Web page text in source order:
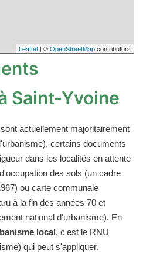
Leaflet | ©OpenStreetMapcontributors
Saint-Yvoine
actuellement majoritairement
certains documents
dans les localités en attente
des sols (un cadre
ou carte communale
à la fin des années 70 et
national d'urbanisme). En
local, c'est le RNU
qui peut s'appliquer.